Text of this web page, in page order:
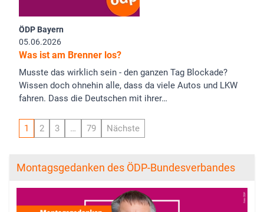
ÖDP Bayern
05.06.2026
Was ist am Brenner los?
Musste das wirklich sein - den ganzen Tag Blockade?
Wissen doch ohnehin alle, dass da viele Autos und LKW
fahren. Dass die Deutschen mit ihrer…
1 2 3 … 79 Nächste
Montagsgedanken des ÖDP-Bundesverbandes